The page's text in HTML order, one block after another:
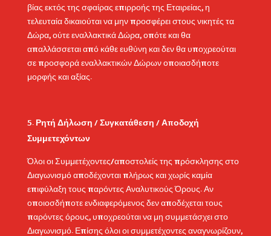
βίας εκτός της σφαίρας επιρροής της Εταιρείας, η
τελευταία δικαιούται να μην προσφέρει στους νικητές τα
Δώρα, ούτε εναλλακτικά Δώρα, οπότε και θα
απαλλάσσεται από κάθε ευθύνη και δεν θα υποχρεούται
σε προσφορά εναλλακτικών Δώρων οποιασδήποτε
μορφής και αξίας.
Ρητή Δήλωση / Συγκατάθεση / Αποδοχή
Συμμετεχόντων
Όλοι οι Συμμετέχοντες/αποστολείς της πρόσκλησης στο
Διαγωνισμό αποδέχονται πλήρως και χωρίς καμία
επιφύλαξη τους παρόντες Αναλυτικούς Όρους. Αν
οποιοσδήποτε ενδιαφερόμενος δεν αποδέχεται τους
παρόντες όρους, υποχρεούται να μη συμμετάσχει στο
Διαγωνισμό. Επίσης όλοι οι συμμετέχοντες αναγνωρίζουν,